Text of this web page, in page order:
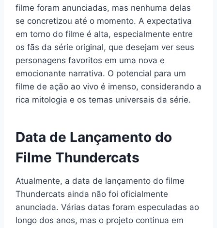
filme foram anunciadas, mas nenhuma delas
se concretizou até o momento. A expectativa
em torno do filme é alta, especialmente entre
os fãs da série original, que desejam ver seus
personagens favoritos em uma nova e
emocionante narrativa. O potencial para um
filme de ação ao vivo é imenso, considerando a
rica mitologia e os temas universais da série.
Data de Lançamento do
Filme Thundercats
Atualmente, a data de lançamento do filme
Thundercats ainda não foi oficialmente
anunciada. Várias datas foram especuladas ao
longo dos anos, mas o projeto continua em